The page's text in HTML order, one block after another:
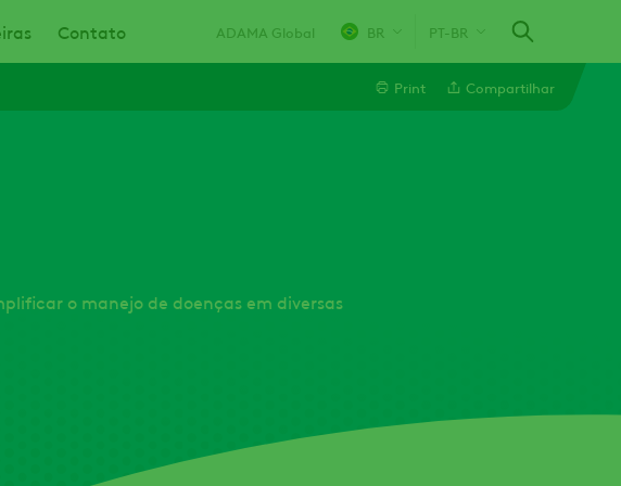
Contato ADAMA Global BR PT-BR
Print Compartilhar
o manejo de doenças em diversas